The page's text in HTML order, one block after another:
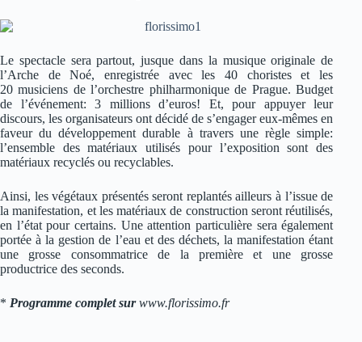
Le spectacle sera partout, jusque dans la musique originale de
l’Arche de Noé, enregistrée avec les 40 choristes et les
20 musiciens de l’orchestre philharmonique de Prague. Budget
de l’événement: 3 millions d’euros! Et, pour appuyer leur
discours, les organisateurs ont décidé de s’engager eux-mêmes en
faveur du développement durable à travers une règle simple:
l’ensemble des matériaux utilisés pour l’exposition sont des
matériaux recyclés ou recyclables.
Ainsi, les végétaux présentés seront replantés ailleurs à l’issue de
la manifestation, et les matériaux de construction seront réutilisés,
en l’état pour certains. Une attention particulière sera également
portée à la gestion de l’eau et des déchets, la manifestation étant
une grosse consommatrice de la première et une grosse
productrice des seconds.
* Programme complet surwww.florissimo.fr